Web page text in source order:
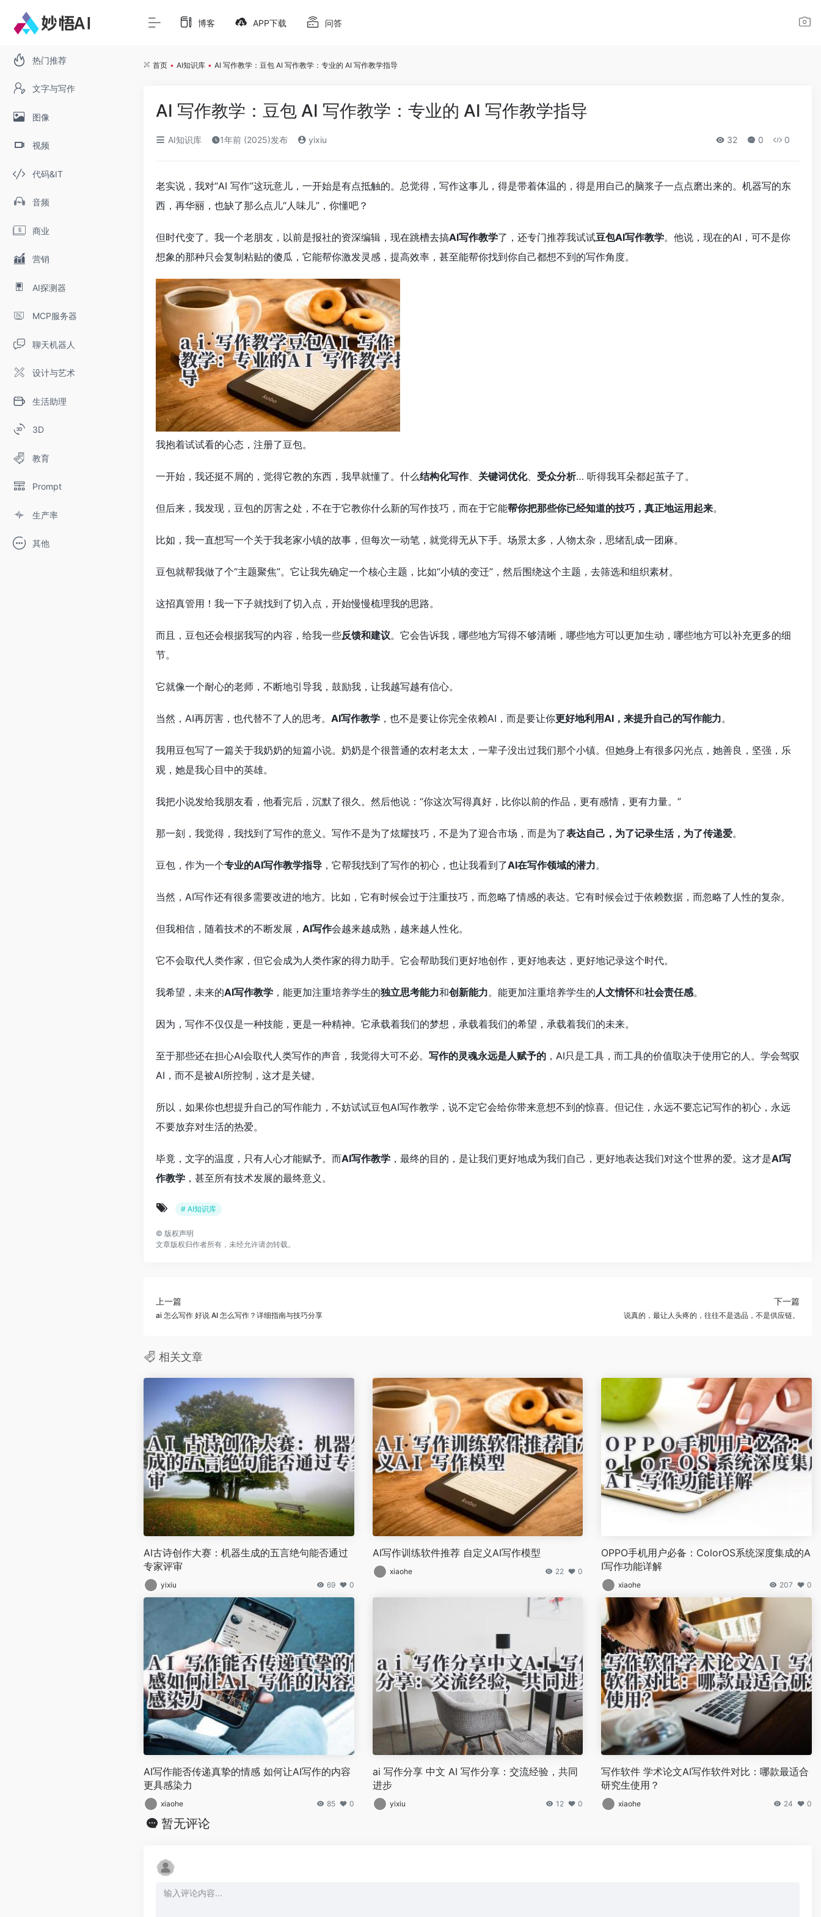
热门推荐
文字与写作
图像
视频
代码&IT
音频
商业
营销
AI探测器
MCP服务器
聊天机器人
设计与艺术
生活助理
3D
教育
Prompt
生产率
其他
博客 APP下载 问答
首页 • AI知识库 • AI 写作教学：豆包 AI 写作教学：专业的 AI 写作教学指导
AI 写作教学：豆包 AI 写作教学：专业的 AI 写作教学指导
AI知识库 1年前 (2025)发布 yixiu 32 0 0
老实说，我对“AI 写作”这玩意儿，一开始是有点抵触的。总觉得，写作这事儿，得是带着体温的，得是用自己的脑浆子一点点磨出来的。机器写的东
西，再华丽，也缺了那么点儿“人味儿”，你懂吧？
但时代变了。我一个老朋友，以前是报社的资深编辑，现在跳槽去搞AI写作教学了，还专门推荐我试试豆包AI写作教学。他说，现在的AI，可不是你
想象的那种只会复制粘贴的傻瓜，它能帮你激发灵感，提高效率，甚至能帮你找到你自己都想不到的写作角度。
我抱着试试看的心态，注册了豆包。
一开始，我还挺不屑的，觉得它教的东西，我早就懂了。什么结构化写作、 关键词优化、 受众分析… 听得我耳朵都起茧子了。
但后来，我发现，豆包的厉害之处，不在于它教你什么新的写作技巧，而在于它能帮你把那些你已经知道的技巧，真正地运用起来。
比如，我一直想写一个关于我老家小镇的故事，但每次一动笔，就觉得无从下手。场景太多，人物太杂，思绪乱成一团麻。
豆包就帮我做了个“主题聚焦”。它让我先确定一个核心主题，比如“小镇的变迁”，然后围绕这个主题，去筛选和组织素材。
这招真管用！我一下子就找到了切入点，开始慢慢梳理我的思路。
而且，豆包还会根据我写的内容，给我一些反馈和建议。它会告诉我，哪些地方写得不够清晰，哪些地方可以更加生动，哪些地方可以补充更多的细
节。
它就像一个耐心的老师，不断地引导我，鼓励我，让我越写越有信心。
当然，AI再厉害，也代替不了人的思考。 AI写作教学 ，也不是要让你完全依赖AI，而是要让你更好地利用AI，来提升自己的写作能力。
我用豆包写了一篇关于我奶奶的短篇小说。奶奶是个很普通的农村老太太，一辈子没出过我们那个小镇。但她身上有很多闪光点，她善良，坚强，乐
观，她是我心目中的英雄。
我把小说发给我朋友看，他看完后，沉默了很久。然后他说：“你这次写得真好，比你以前的作品，更有感情，更有力量。”
那一刻，我觉得，我找到了写作的意义。写作不是为了炫耀技巧，不是为了迎合市场，而是为了表达自己，为了记录生活，为了传递爱。
豆包，作为一个专业的AI写作教学指导 ，它帮我找到了写作的初心，也让我看到了AI在写作领域的潜力。
当然，AI写作还有很多需要改进的地方。比如，它有时候会过于注重技巧，而忽略了情感的表达。它有时候会过于依赖数据，而忽略了人性的复杂。
但我相信，随着技术的不断发展， AI写作会越来越成熟，越来越人性化。
它不会取代人类作家，但它会成为人类作家的得力助手。它会帮助我们更好地创作，更好地表达，更好地记录这个时代。
我希望，未来的AI写作教学 ，能更加注重培养学生的独立思考能力和创新能力。能更加注重培养学生的人文情怀和社会责任感。
因为，写作不仅仅是一种技能，更是一种精神。它承载着我们的梦想，承载着我们的希望，承载着我们的未来。
至于那些还在担心AI会取代人类写作的声音，我觉得大可不必。 写作的灵魂永远是人赋予的 ，AI只是工具，而工具的价值取决于使用它的人。学会驾驭
AI，而不是被AI所控制，这才是关键。
所以，如果你也想提升自己的写作能力，不妨试试豆包AI写作教学，说不定它会给你带来意想不到的惊喜。但记住，永远不要忘记写作的初心，永远
不要放弃对生活的热爱。
毕竟，文字的温度，只有人心才能赋予。而AI写作教学 ，最终的目的，是让我们更好地成为我们自己，更好地表达我们对这个世界的爱。这才是AI写
作教学 ，甚至所有技术发展的最终意义。
# AI知识库
© 版权声明
文章版权归作者所有，未经允许请勿转载。
上一篇
ai 怎么写作 好说 AI 怎么写作？详细指南与技巧分享
下一篇
说真的，最让人头疼的，往往不是选品，不是供应链。
相关文章
AI古诗创作大赛：机器生成的五言绝句能否通过
专家评审
yixiu 69 0
AI写作训练软件推荐 自定义AI写作模型
xiaohe 22 0
OPPO手机用户必备：ColorOS系统深度集成的A
I写作功能详解
xiaohe 207 0
AI写作能否传递真挚的情感 如何让AI写作的内容
更具感染力
xiaohe 85 0
ai 写作分享 中文 AI 写作分享：交流经验，共同
进步
yixiu 12 0
写作软件 学术论文AI写作软件对比：哪款最适合
研究生使用？
xiaohe 24 0
暂无评论